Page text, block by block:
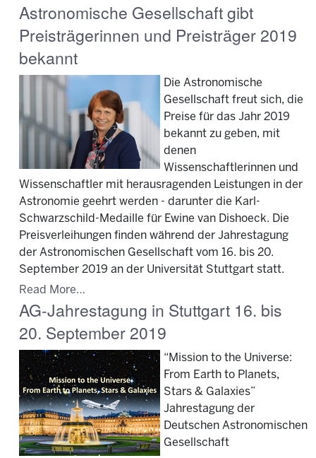
Astronomische Gesellschaft gibt
Preisträgerinnen und Preisträger 2019
bekannt
Die Astronomische
Gesellschaft freut sich, die
Preise für das Jahr 2019
bekannt zu geben, mit
denen
Wissenschaftlerinnen und
Wissenschaftler mit herausragenden Leistungen in der
Astronomie geehrt werden - darunter die Karl-
Schwarzschild-Medaille für Ewine van Dishoeck. Die
Preisverleihungen finden während der Jahrestagung
der Astronomischen Gesellschaft vom 16. bis 20.
September 2019 an der Universität Stuttgart statt.
Read More…
AG-Jahrestagung in Stuttgart 16. bis
20. September 2019
“Mission to the Universe:
From Earth to Planets,
Stars & Galaxies”
Jahrestagung der
Deutschen Astronomischen
Gesellschaft